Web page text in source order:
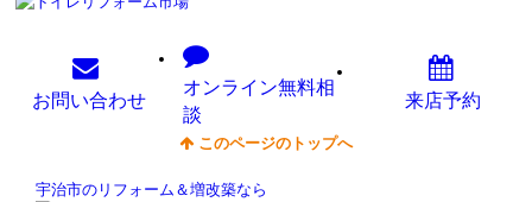
お問い合わせ
オンライン無料相
談
来店予約
このページのトップへ
宇治市のリフォーム＆増改築なら